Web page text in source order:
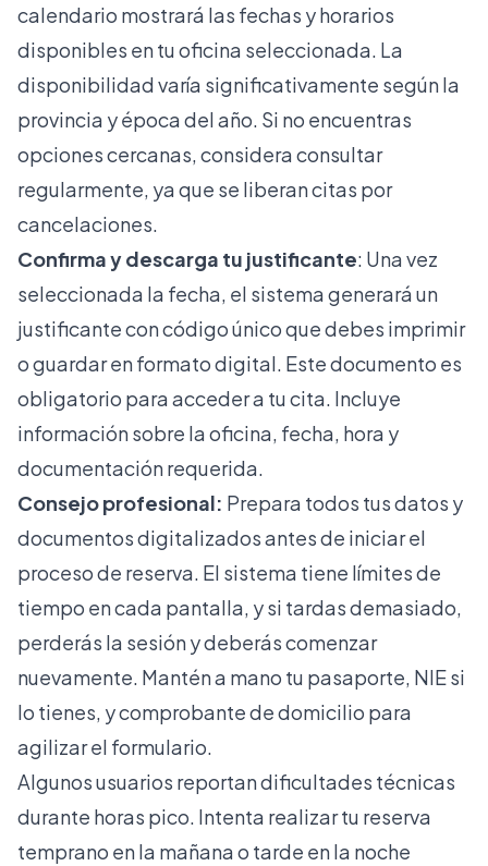
calendario mostrará las fechas y horarios
disponibles en tu oficina seleccionada. La
disponibilidad varía significativamente según la
provincia y época del año. Si no encuentras
opciones cercanas, considera consultar
regularmente, ya que se liberan citas por
cancelaciones.
Confirma y descarga tu justificante: Una vez
seleccionada la fecha, el sistema generará un
justificante con código único que debes imprimir
o guardar en formato digital. Este documento es
obligatorio para acceder a tu cita. Incluye
información sobre la oficina, fecha, hora y
documentación requerida.
Consejo profesional: Prepara todos tus datos y
documentos digitalizados antes de iniciar el
proceso de reserva. El sistema tiene límites de
tiempo en cada pantalla, y si tardas demasiado,
perderás la sesión y deberás comenzar
nuevamente. Mantén a mano tu pasaporte, NIE si
lo tienes, y comprobante de domicilio para
agilizar el formulario.
Algunos usuarios reportan dificultades técnicas
durante horas pico. Intenta realizar tu reserva
temprano en la mañana o tarde en la noche